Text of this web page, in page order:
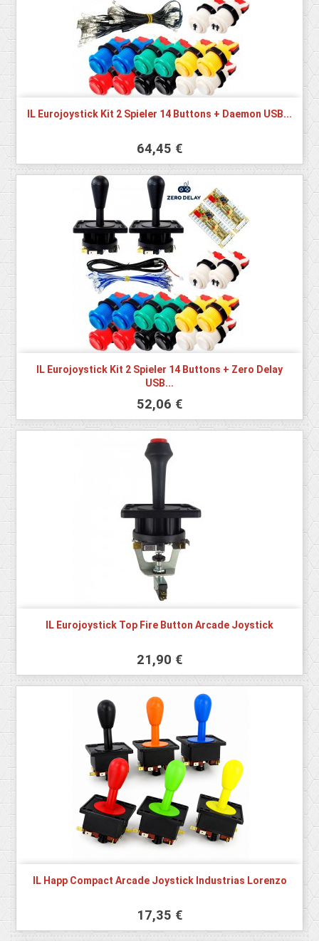
IL Eurojoystick Kit 2 Spieler 14 Buttons + Daemon USB...
64,45 €
IL Eurojoystick Kit 2 Spieler 14 Buttons + Zero Delay
USB...
52,06 €
IL Eurojoystick Top Fire Button Arcade Joystick
21,90 €
IL Happ Compact Arcade Joystick Industrias Lorenzo
17,35 €